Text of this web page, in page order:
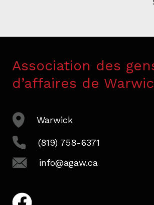
Association des
d’affaires de
Warwick
(819) 758-6371
info@agaw.ca